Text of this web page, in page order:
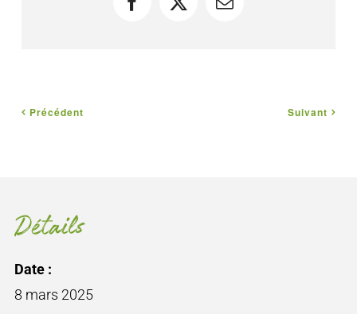
Facebook
X Courriel
Précédent Suivant
Détails
Date :
8 mars 2025